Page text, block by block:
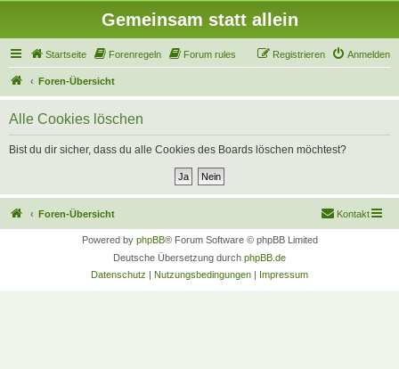
Gemeinsam statt allein
Startseite Forenregeln Forum rules Anmelden
Registrieren
Foren-Übersicht
Alle Cookies löschen
Bist du dir sicher, dass du alle Cookies des Boards löschen möchtest?
Foren-Übersicht Kontakt
Powered by phpBB® Forum Software © phpBB Limited
Deutsche Übersetzung durch phpBB.de
Datenschutz | Nutzungsbedingungen | Impressum